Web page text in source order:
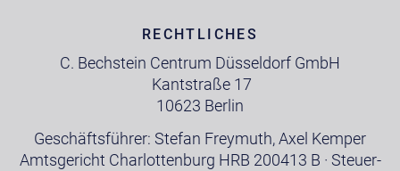
RECHTLICHES
C. Bechstein Centrum Düsseldorf GmbH
Kantstraße 17
10623 Berlin
Geschäftsführer: Stefan Freymuth, Axel Kemper
Amtsgericht Charlottenburg HRB 200413 B · Steuer-